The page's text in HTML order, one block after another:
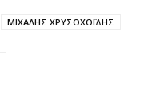
ΜΙΧΑΛΗΣ ΧΡΥΣΟΧΟΪΔΗΣ